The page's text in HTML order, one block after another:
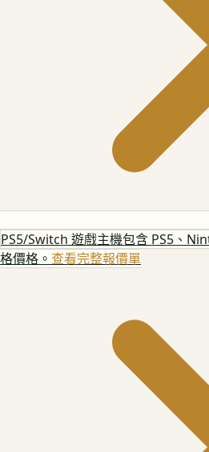
PS5/Switch 遊戲主機包含 PS5、
格價格。 查看完整報價單